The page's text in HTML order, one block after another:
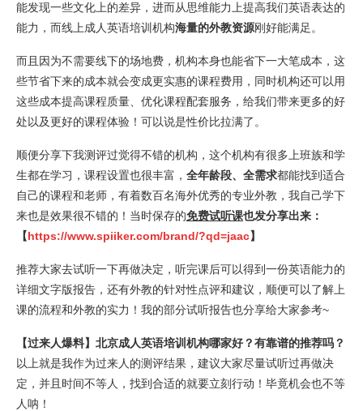
能发现一些文化上的差异，进而从思维能力上提高我们英语表达的
能力，而线上成人英语培训机构海量的外教资源刚好能满足。
而且因为不需要线下的场地费，机构本身也能省下一大笔成本，这
些节省下来的成本就会变成更实惠的课程费用，同时机构还可以用
这些成本提高课程质量、优化课程配套服务，给我们带来更多的好
处以及更好的课程体验！可以说是性价比拉满了。
顺便分享下我测评过觉得不错的机构，这个机构有很多上班族和学
生都在学习，课程设置也很丰富， 全年龄段、全需求都能找到适合
自己的课程和老师，有着数百名海外优秀的专业外教，我自己学下
来也是效果很不错的！当时保存的免费试听课也发分享出来：
【https://www.spiiker.com/brand/?qd=jaac】
推荐大家去试听一下再做决定，听完课后可以得到一份英语能力的
详细文字版报告，还有外教的针对性点评和建议，顺便可以了解上
课的流程和外教的实力！我的部分试听报告也分享给大家参考~
【过来人爆料】北京成人英语培训机构哪家好？有靠谱的推荐吗？
以上就是我作为过来人的测评结果，建议大家尽量试听过再做决
定，并且时间不等人，找到合适的就要立刻行动！毕竟机会也不等
人呐！